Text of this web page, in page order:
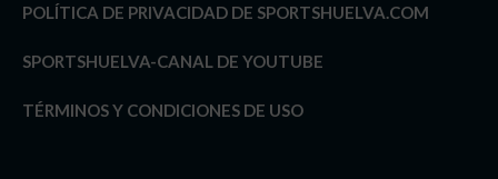
POLÍTICA DE PRIVACIDAD DE SPORTSHUELVA.COM
SPORTSHUELVA-CANAL DE YOUTUBE
TÉRMINOS Y CONDICIONES DE USO